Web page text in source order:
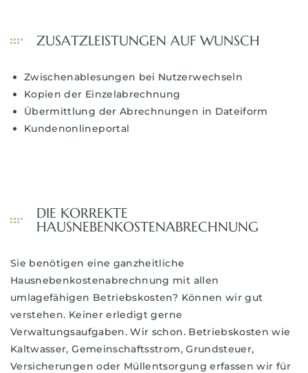
ZUSATZLEISTUNGEN AUF WUNSCH
Zwischenablesungen bei Nutzerwechseln
Kopien der Einzelabrechnung
Übermittlung der Abrechnungen in Dateiform
Kundenonlineportal
DIE KORREKTE
HAUSNEBENKOSTENABRECHNUNG
Sie benötigen eine ganzheitliche
Hausnebenkostenabrechnung mit allen
umlagefähigen Betriebskosten? Können wir gut
verstehen. Keiner erledigt gerne
Verwaltungsaufgaben. Wir schon. Betriebskosten wie
Kaltwasser, Gemeinschaftsstrom, Grundsteuer,
Versicherungen oder Müllentsorgung erfassen wir für